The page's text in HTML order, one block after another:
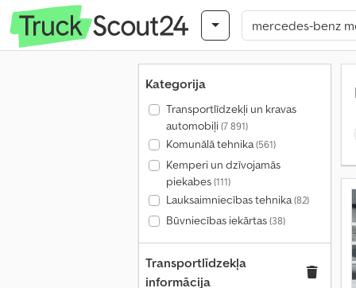
Kategorija
Transportlīdzekļi un kravas
automobiļi(7 891)
Komunālā tehnika(561)
Kemperi un dzīvojamās
piekabes(111)
Lauksaimniecības tehnika(82)
Būvniecības iekārtas(38)
Transportlīdzekļa
informācija